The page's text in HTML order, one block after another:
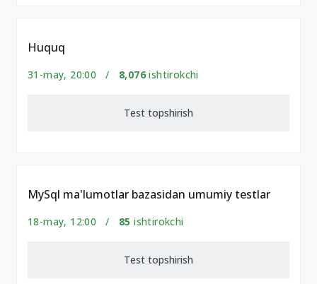
Huquq
31-may, 20:00 / 8,076 ishtirokchi
Test topshirish
MySql ma'lumotlar bazasidan umumiy testlar
18-may, 12:00 / 85 ishtirokchi
Test topshirish